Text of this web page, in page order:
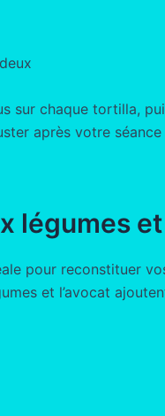
sur chaque tortilla,
après votre
légumes
pour reconstituer
et l’avocat